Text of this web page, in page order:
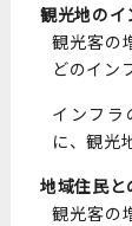
観光地の
観光客の
どのイン
インフラ
に、観光
地域住民と
観光客の